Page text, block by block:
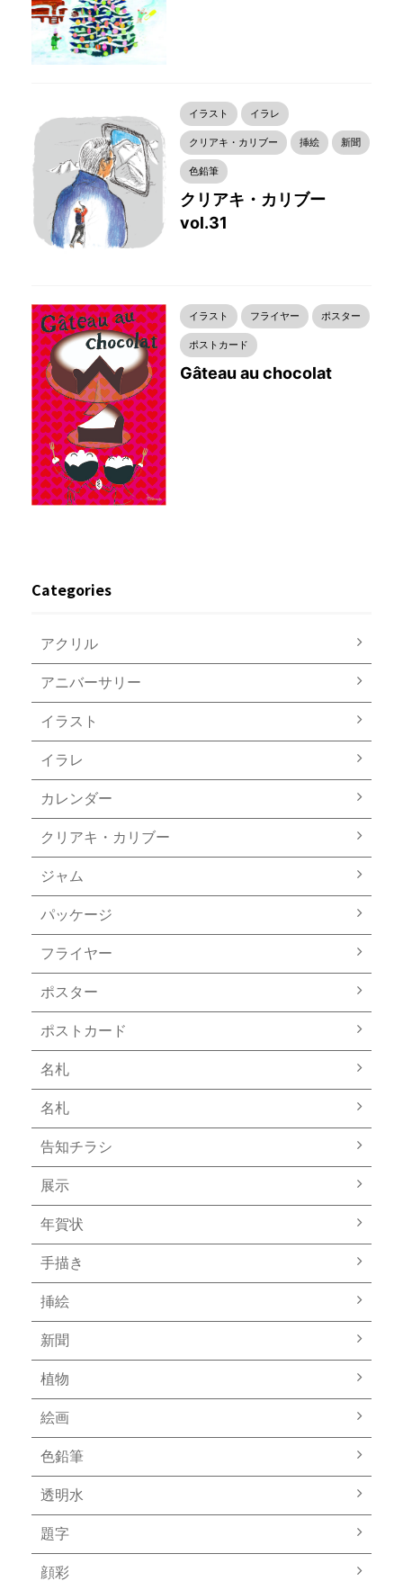
イラスト イラレ
クリアキ・カリブー 挿絵 新聞
色鉛筆
クリアキ・カリブー
vol.31
イラスト フライヤー ポスター
ポストカード
Gâteau au chocolat
Categories
アクリル
アニバーサリー
イラスト
イラレ
カレンダー
クリアキ・カリブー
ジャム
パッケージ
フライヤー
ポスター
ポストカード
名札
名札
告知チラシ
展示
年賀状
手描き
挿絵
新聞
植物
絵画
色鉛筆
透明水
題字
顔彩